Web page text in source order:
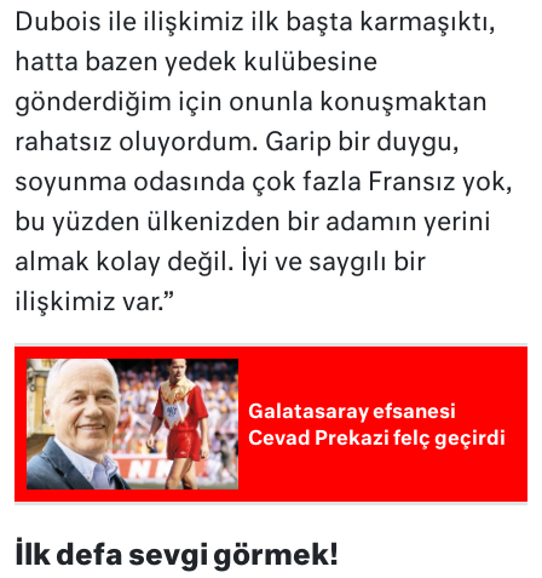
Dubois ile ilişkimiz ilk başta karmaşıktı,
hatta bazen yedek kulübesine
gönderdiğim için onunla konuşmaktan
rahatsız oluyordum. Garip bir duygu,
soyunma odasında çok fazla Fransız yok,
bu yüzden ülkenizden bir adamın yerini
almak kolay değil. İyi ve saygılı bir
ilişkimiz var.”
Galatasaray efsanesi
Cevad Prekazi felç geçirdi
İlk defa sevgi görmek!